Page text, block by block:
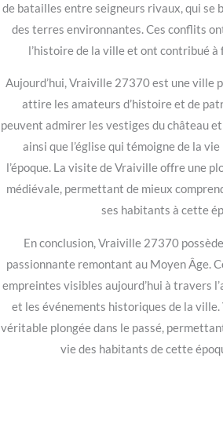
de batailles entre seigneurs rivaux, qui se
des terres environnantes. Ces conflits
l’histoire de la ville et ont contribué à
Aujourd’hui, Vraiville 27370 est une ville
attire les amateurs d’histoire et de
peuvent admirer les vestiges du château
ainsi que l’église qui témoigne de la
l’époque. La visite de Vraiville offre une
médiévale, permettant de mieux
ses habitants à cette
En conclusion, Vraiville 27370
passionnante remontant au Moyen Âge.
empreintes visibles aujourd’hui à travers
et les événements historiques de la
véritable plongée dans le passé,
vie des habitants de cette